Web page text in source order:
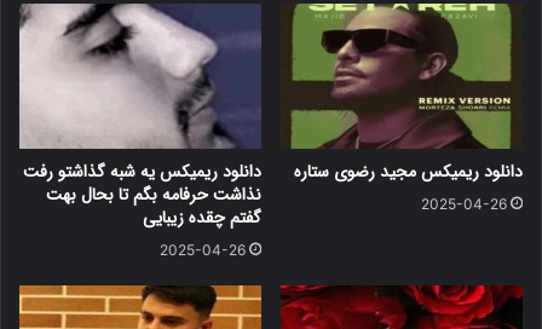
دانلود ریمیکس مجید رضوی ستاره
2025-04-26
دانلود ریمیکس یه شبه گذاشتو رفت
نذاشت حرفامه بگم تا بحال بهت
گفتم چقده زیبایی
2025-04-26